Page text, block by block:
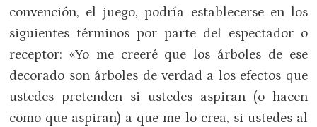
convención, el juego, podría establecerse en los
siguientes términos por parte del espectador o
receptor: «Yo me creeré que los árboles de ese
decorado son árboles de verdad a los efectos que
ustedes pretenden si ustedes aspiran (o hacen
como que aspiran) a que me lo crea, si ustedes al